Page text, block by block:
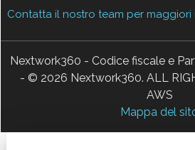
Contatta il nostro team per maggiori
Nextwork360 - Codice fiscale e
- © 2026 Nextwork360. ALL
AWS
Mappa del